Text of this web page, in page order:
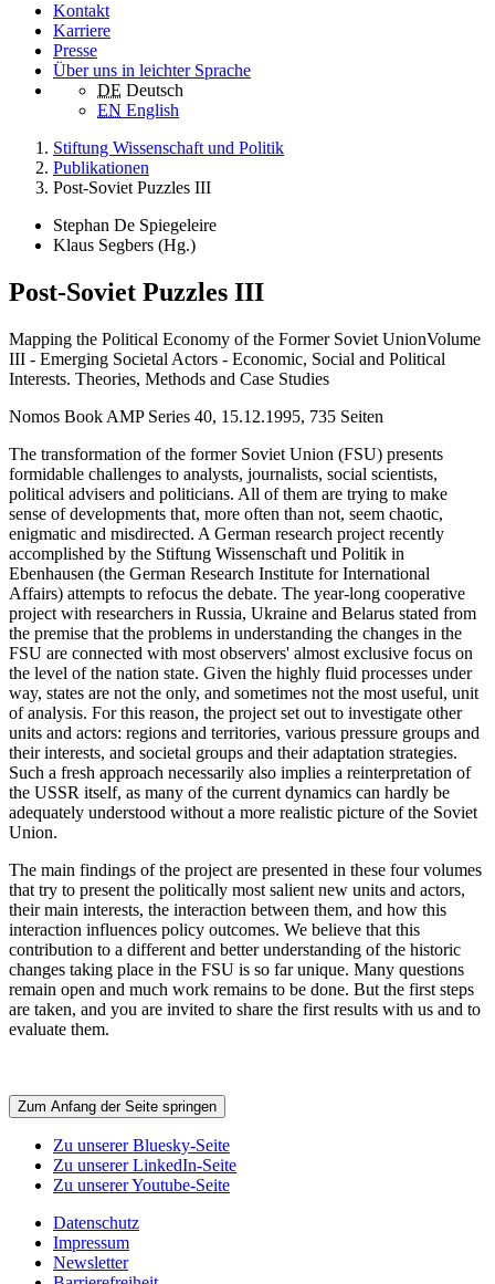
Kontakt
Karriere
Presse
Über uns in leichter Sprache
DE Deutsch
EN English
Stiftung Wissenschaft und Politik
Publikationen
Post-Soviet Puzzles III
Stephan De Spiegeleire
Klaus Segbers (Hg.)
Post-Soviet Puzzles III
Mapping the Political Economy of the Former Soviet UnionVolume
III - Emerging Societal Actors - Economic, Social and Political
Interests. Theories, Methods and Case Studies
Nomos Book AMP Series 40, 15.12.1995, 735 Seiten
The transformation of the former Soviet Union (FSU) presents
formidable challenges to analysts, journalists, social scientists,
political advisers and politicians. All of them are trying to make
sense of developments that, more often than not, seem chaotic,
enigmatic and misdirected. A German research project recently
accomplished by the Stiftung Wissenschaft und Politik in
Ebenhausen (the German Research Institute for International
Affairs) attempts to refocus the debate. The year-long cooperative
project with researchers in Russia, Ukraine and Belarus stated from
the premise that the problems in understanding the changes in the
FSU are connected with most observers' almost exclusive focus on
the level of the nation state. Given the highly fluid processes under
way, states are not the only, and sometimes not the most useful, unit
of analysis. For this reason, the project set out to investigate other
units and actors: regions and territories, various pressure groups and
their interests, and societal groups and their adaptation strategies.
Such a fresh approach necessarily also implies a reinterpretation of
the USSR itself, as many of the current dynamics can hardly be
adequately understood without a more realistic picture of the Soviet
Union.
The main findings of the project are presented in these four volumes
that try to present the politically most salient new units and actors,
their main interests, the interaction between them, and how this
interaction influences policy outcomes. We believe that this
contribution to a different and better understanding of the historic
changes taking place in the FSU is so far unique. Many questions
remain open and much work remains to be done. But the first steps
are taken, and you are invited to share the first results with us and to
evaluate them.
Zum Anfang der Seite springen
Zu unserer Bluesky-Seite
Zu unserer LinkedIn-Seite
Zu unserer Youtube-Seite
Datenschutz
Impressum
Newsletter